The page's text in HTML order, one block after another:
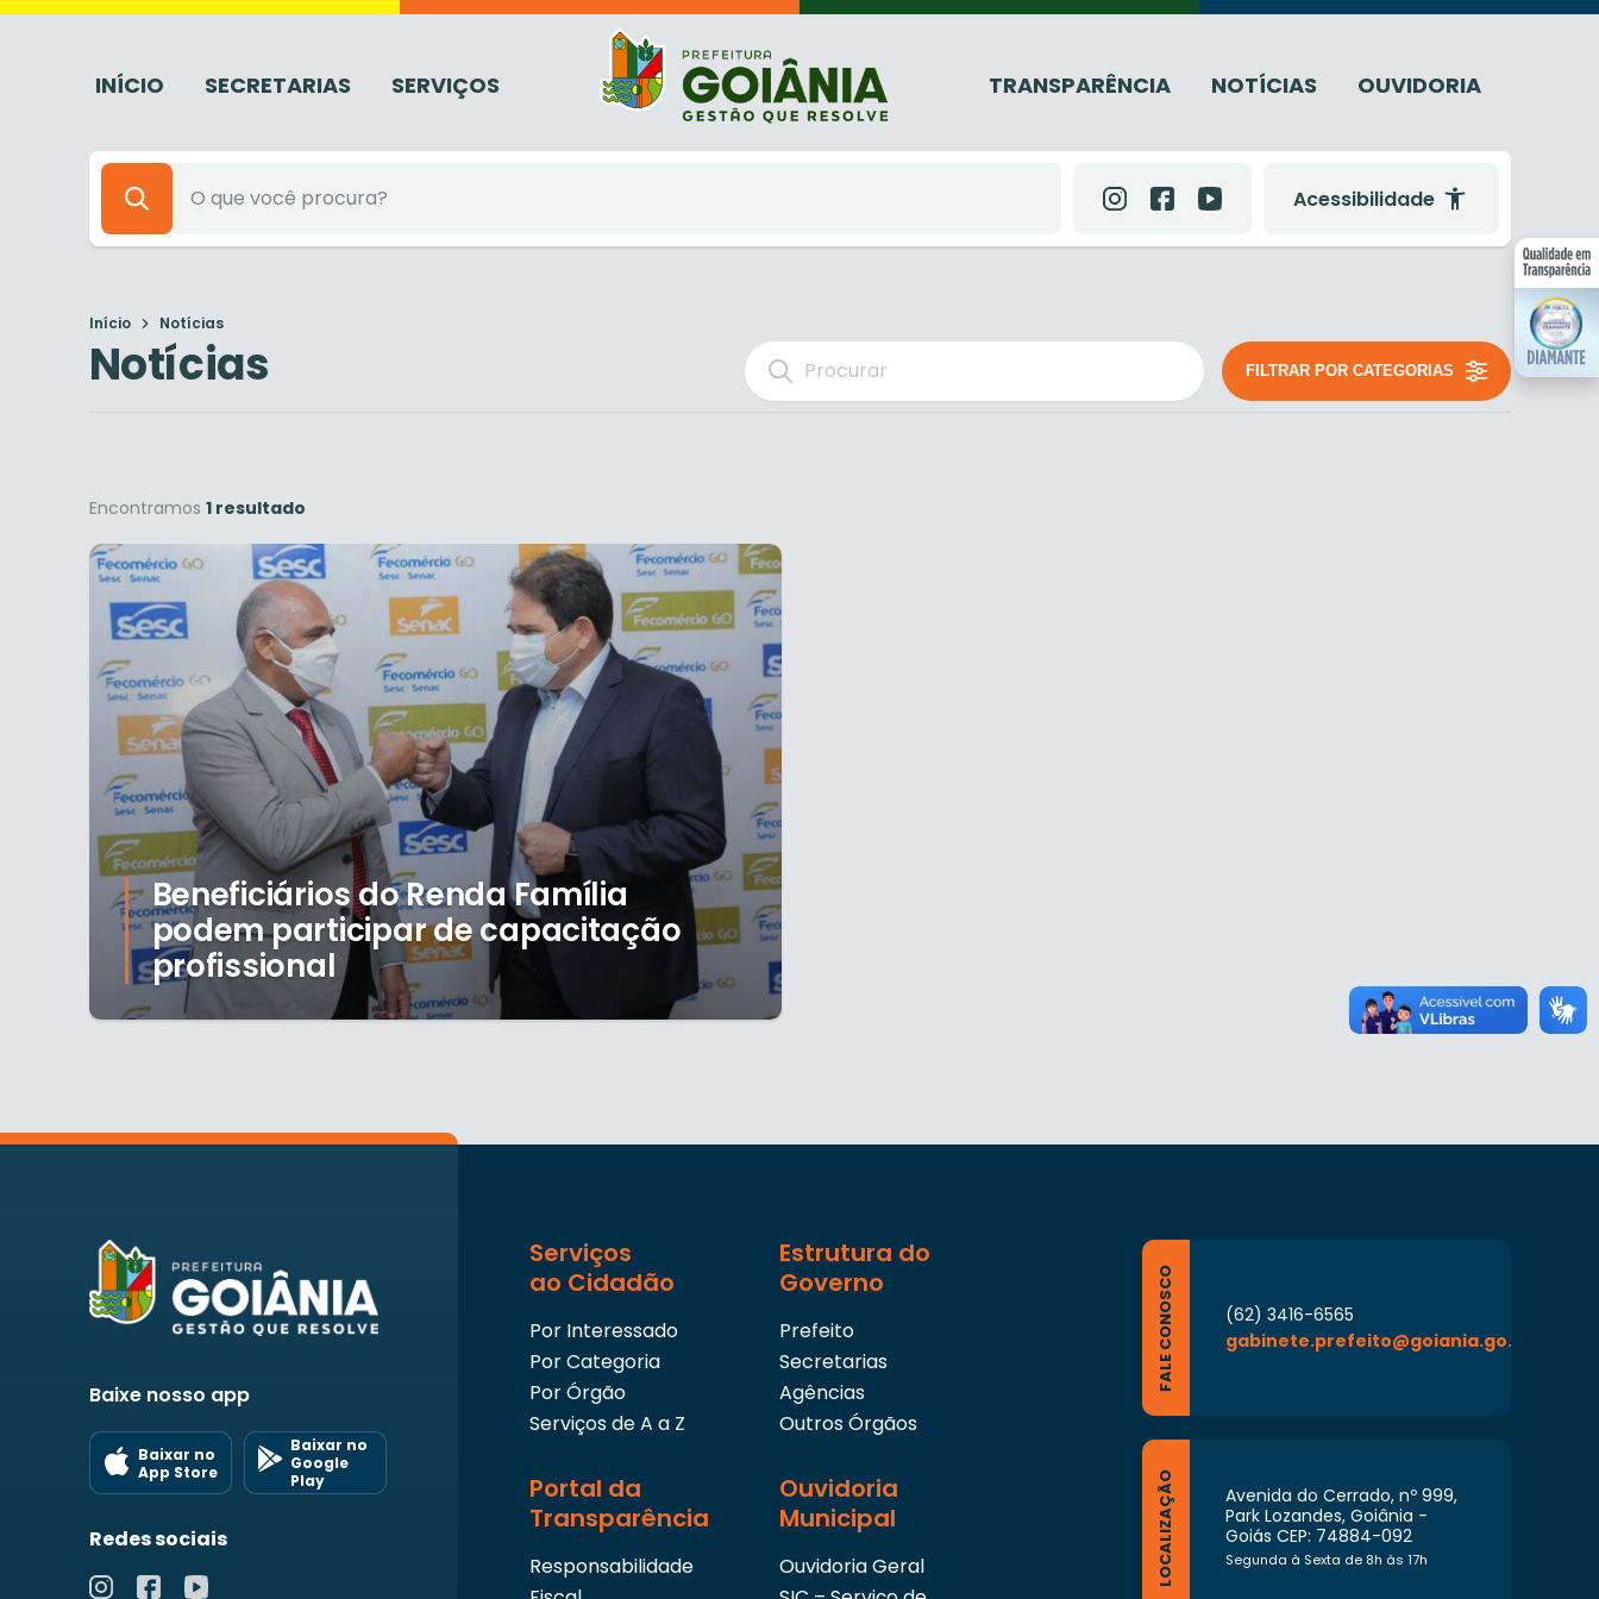
INÍCIO SECRETARIAS SERVIÇOS TRANSPARÊNCIA NOTÍCIAS OUVIDORIA
Acessibilidade
Início Notícias
Notícias FILTRAR POR CATEGORIAS
Encontramos 1 resultado
Beneficiários do Renda Família
podem participar de capacitação
profissional
Baixe nosso app
Baixar no
App Store
Baixar no
Google
Play
Redes sociais
Serviços
ao Cidadão
Por Interessado
Por Categoria
Por Órgão
Serviços de A a Z
Estrutura do
Governo
Prefeito
Secretarias
Agências
Outros Órgãos
Portal da
Transparência
Responsabilidade
Ouvidoria
Municipal
Ouvidoria Geral
FALE CONOSCO
(62) 3416-6565
gabinete.prefeito@goiania.go.gov.br
LOCALIZAÇÃO
Avenida do Cerrado, nº 999,
Park Lozandes, Goiânia -
Goiás CEP: 74884-092
Segunda à Sexta de 8h às 17h